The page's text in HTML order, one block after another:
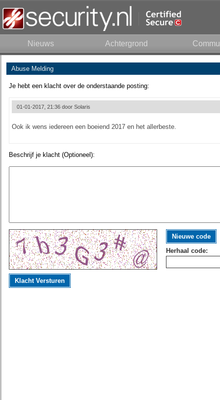
Nieuws Achtergrond
Abuse Melding
Je hebt een klacht over de onderstaande posting:
01-01-2017, 21:36 door Solaris
Ook ik wens iedereen een boeiend 2017 en het allerbeste.
Beschrijf je klacht (Optioneel):
Nieuwe code
Herhaal code:
Klacht Versturen